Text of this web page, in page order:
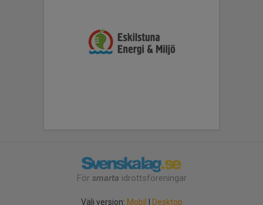
För smarta idrottsföreningar
Välj version: Mobil Desktop